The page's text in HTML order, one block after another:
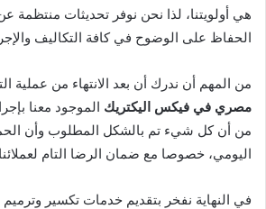
هي أولويتنا، لذا نحن نوفر تحديثات منتظمة
الحفاظ على الوضوح في كافة التكاليف
من المهم أن ندرك أن بعد الانتهاء من عملية
مصري في فيكس اليكتريك الموجود معنا
من أن كل شيء تم بالشكل المطلوب وأن
اليومي، خصوصا مع ضمان الرضا التام
في النهاية نفخر بتقديم خدمات تكسير